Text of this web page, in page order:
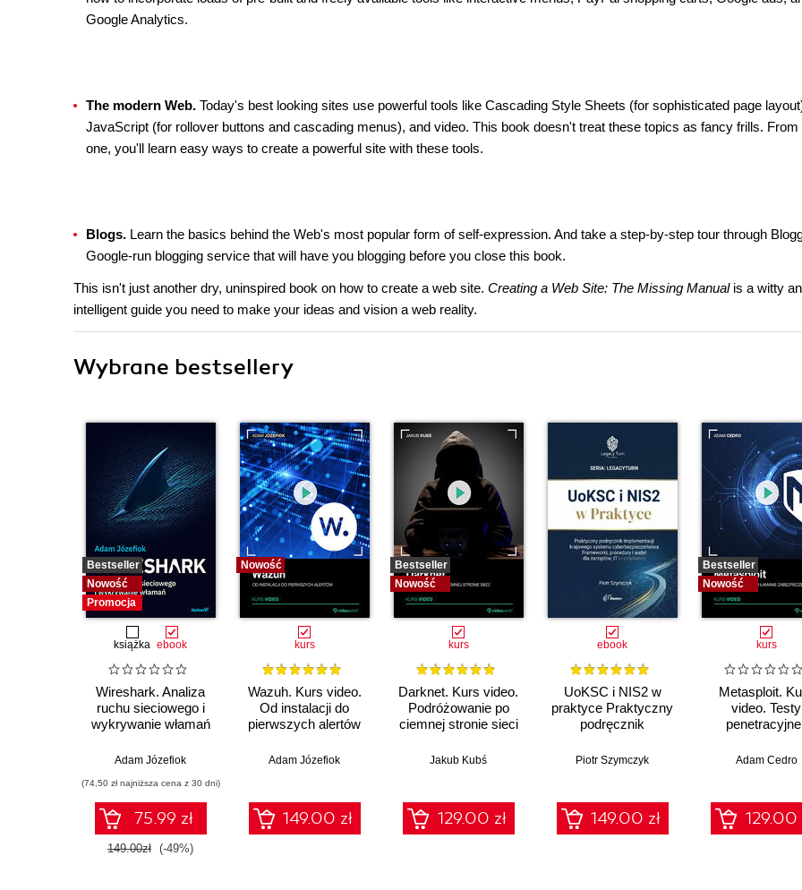
Google Analytics.
The modern Web. Today's best looking sites use powerful tools like Cascading Style Sheets (for sophisticated page
JavaScript (for rollover buttons and cascading menus), and video. This book doesn't treat these topics as fancy frills. From
one, you'll learn easy ways to create a powerful site with these tools.
Blogs. Learn the basics behind the Web's most popular form of self-expression. And take a step-by-step tour through
Google-run blogging service that will have you blogging before you close this book.
This isn't just another dry, uninspired book on how to create a web site. Creating a Web Site: The Missing Manualis a witty
intelligent guide you need to make your ideas and vision a web reality.
Wybrane bestsellery
Bestseller
Nowość
Promocja
książka ebook
Wireshark. Analiza
ruchu sieciowego i
wykrywanie włamań
Adam Józefiok
(74,50 zł najniższa cena z 30 dni)
75.99 zł
149.00zł (-49%)
Nowość
kurs
Wazuh. Kurs video.
Od instalacji do
pierwszych alertów
Adam Józefiok
149.00 zł
Bestseller
Nowość
kurs
Darknet. Kurs video.
Podróżowanie po
ciemnej stronie sieci
Jakub Kubś
129.00 zł
ebook
UoKSC i NIS2 w
praktyce Praktyczny
podręcznik
Krajowego Systemu
procedury, audyt dla
zarządów, IT i
compliance
Piotr Szymczyk
149.00 zł
Bestseller
Nowość
kurs
Metasploit.
video. Testy
zabezpieczeń
Adam Cedro
129.00